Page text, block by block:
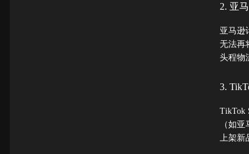
2. 亚
亚马逊
无法再
头程物
3.
TikTok
（如
上架新